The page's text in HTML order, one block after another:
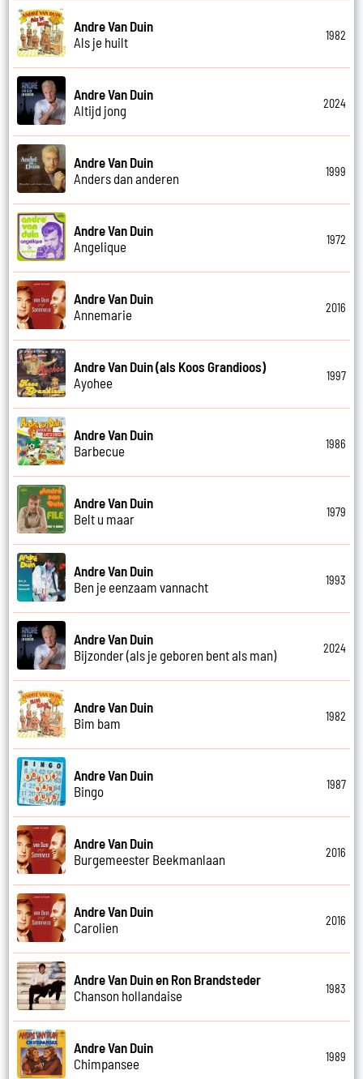
Andre Van Duin
Als je huilt
1982
Andre Van Duin
Altijd jong
2024
Andre Van Duin
Anders dan anderen
1999
Andre Van Duin
Angelique
1972
Andre Van Duin
Annemarie
2016
Andre Van Duin (als Koos Grandioos)
Ayohee
1997
Andre Van Duin
Barbecue
1986
Andre Van Duin
Belt u maar
1979
Andre Van Duin
Ben je eenzaam vannacht
1993
Andre Van Duin
Bijzonder (als je geboren bent als man)
2024
Andre Van Duin
Bim bam
1982
Andre Van Duin
Bingo
1987
Andre Van Duin
Burgemeester Beekmanlaan
2016
Andre Van Duin
Carolien
2016
Andre Van Duin en Ron Brandsteder
Chanson hollandaise
1983
Andre Van Duin
Chimpansee
1989